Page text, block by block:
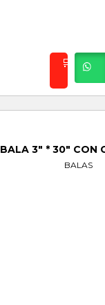
BALA 3″ * 30″ CON
BALAS